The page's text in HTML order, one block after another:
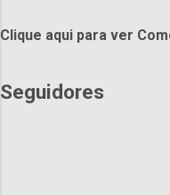
Clique aqui para ver
Seguidores